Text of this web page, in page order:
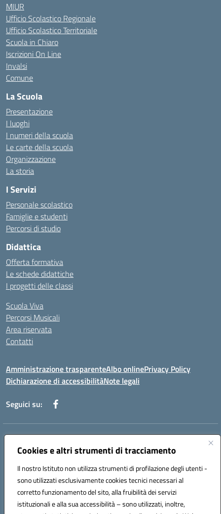
Cookies e altri strumenti di tracciamento
Il nostro Istituto non utilizza strumenti di profilazione degli utenti -
sono utilizzati esclusivamente cookies tecnici necessari al
corretto funzionamento del sito, alla fruibilità dei servizi
istituzionali e alla sua accessibilità – sono utilizzati, inoltre,
MIUR
Ufficio Scolastico Regionale
Ufficio Scolastico Territoriale
Scuola in Chiaro
Iscrizioni On Line
Invalsi
Comune
La Scuola
Presentazione
I luoghi
I numeri della scuola
Le carte della scuola
Organizzazione
La storia
I Servizi
Personale scolastico
Famiglie e studenti
Percorsi di studio
Didattica
Offerta formativa
Le schede didattiche
I progetti delle classi
Scuola Viva
Percorsi Musicali
Area riservata
Contatti
Amministrazione trasparenteAlbo onlinePrivacy Policy
Dichiarazione di accessibilitàNote legali
Seguici su:
Indirizzo:
Centralino:089868360 Email:saic857007@istruzione.it
Codice fiscale: 80025860653
Codice meccanografico:
SAIC857007
Codice Indice delle Pubbliche Amministrazioni (IPA): istsc_saic857007